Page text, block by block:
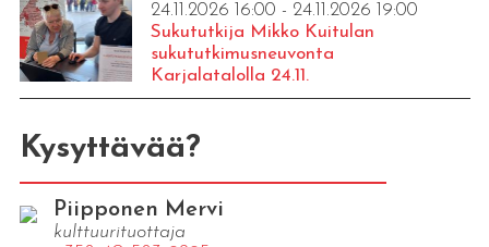
24.11.2026 16:00 - 24.11.2026 19:00
Sukututkija Mikko Kuitulan
sukututkimusneuvonta
Karjalatalolla 24.11.
Kysyttävää?
Piipponen Mervi
kulttuurituottaja